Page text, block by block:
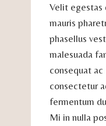
Velit egestas
mauris
phasellus
malesuada
consequat
consectetur
fermentum
Mi in nulla